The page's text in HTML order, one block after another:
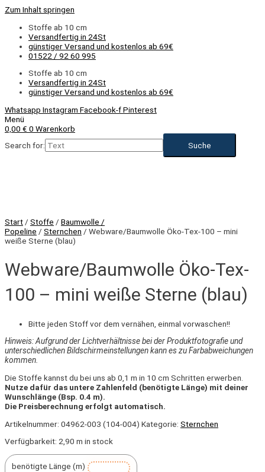
Zum Inhalt springen
Stoffe ab 10 cm
Versandfertig in 24St
günstiger Versand und kostenlos ab 69€
01522 / 92 60 995
Stoffe ab 10 cm
Versandfertig in 24St
günstiger Versand und kostenlos ab 69€
Whatsapp Instagram Facebook-fPinterest
Menü
0,00 € 0 Warenkorb
Search for:
Start / Stoffe / Baumwolle /
Popeline / Sternchen / Webware/Baumwolle Öko-Tex-100 – mini
weiße Sterne (blau)
Webware/Baumwolle Öko-Tex-
100 – mini weiße Sterne (blau)
Bitte jeden Stoff vor dem vernähen, einmal vorwaschen!!
Hinweis: Aufgrund der Lichtverhältnisse bei der Produktfotografie und
unterschiedlichen Bildschirmeinstellungen kann es zu Farbabweichungen
kommen.
Die Stoffe kannst du bei uns ab 0,1 m in 10 cm Schritten erwerben.
Nutze dafür das untere Zahlenfeld (benötigte Länge) mit deiner
Wunschlänge (Bsp. 0.4 m).
Die Preisberechnung erfolgt automatisch.
Artikelnummer: 04962-003 (104-004) Kategorie: Sternchen
Verfügbarkeit: 2,90 m in stock
benötigte Länge (m)